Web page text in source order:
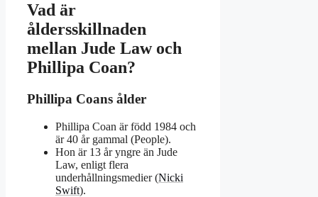
Vad är
åldersskillnaden
mellan Jude Law och
Phillipa Coan?
Phillipa Coans ålder
Phillipa Coan är född 1984 och
är 40 år gammal (People).
Hon är 13 år yngre än Jude
Law, enligt flera
underhållningsmedier (Nicki
Swift).